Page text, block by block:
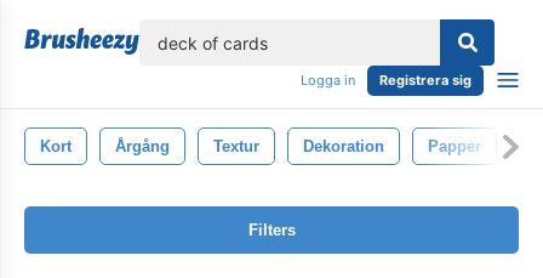
Logga in Registrera sig
Kort Årgång Textur Dekoration Papper
Filters